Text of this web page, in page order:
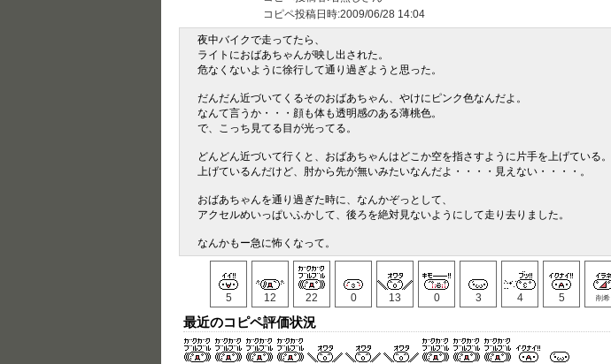
コピペ投稿日時:2009/06/28 14:04
夜中バイクで走ってたら、
ライトにおばあちゃんが映し出された。
危なくないように徐行して通り過ぎようと思った。
だんだん近づいてくるそのおばあちゃん、やけにピンク色なんだよ。
なんて言うか・・・顔も体も透明感のある薄桃色。
で、こっち見てる目が光ってる。
どんどん近づいて行くと、おばあちゃんはどこか空を指さすように片手を上げている。
上げているんだけど、肘から先が無いみたいなんだよ・・・・見えない・・・・。
おばあちゃんを通り過ぎた時に、なんかぞっとして、
アクセルめいっぱいふかして、後ろを絶対見ないようにして走り去りました。
なんかもー急に怖くなって。
5 12 22 0 13 0 3 4 5 削希
最近のコピペ評価状況